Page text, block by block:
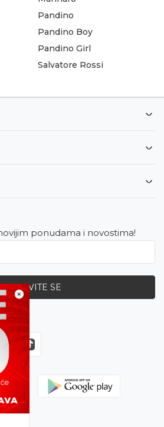
×
Pandino
Pandino Boy
Pandino Girl
Salvatore Rossi
ponudama i novostima!
PRIJAVITE SE